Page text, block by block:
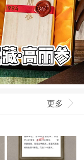
更多